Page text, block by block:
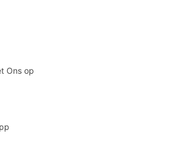
Ons op